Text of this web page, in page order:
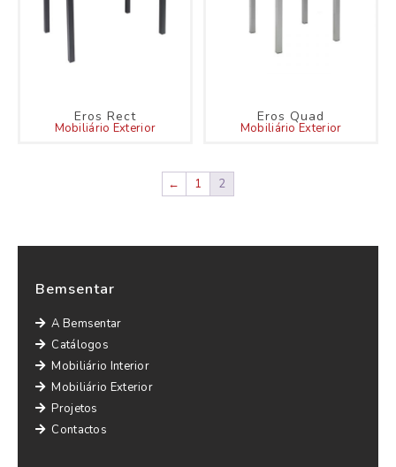
Eros Rect
Mobiliário Exterior
Eros Quad
Mobiliário Exterior
← 1 2
Bemsentar
A Bemsentar
Catálogos
Mobiliário Interior
Mobiliário Exterior
Projetos
Contactos